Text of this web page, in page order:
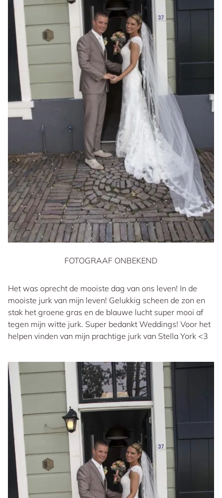
FOTOGRAAF ONBEKEND
Het was oprecht de mooiste dag van ons leven! In de
mooiste jurk van mijn leven! Gelukkig scheen de zon en
stak het groene gras en de blauwe lucht super mooi af
tegen mijn witte jurk. Super bedankt Weddings! Voor het
helpen vinden van mijn prachtige jurk van Stella York <3